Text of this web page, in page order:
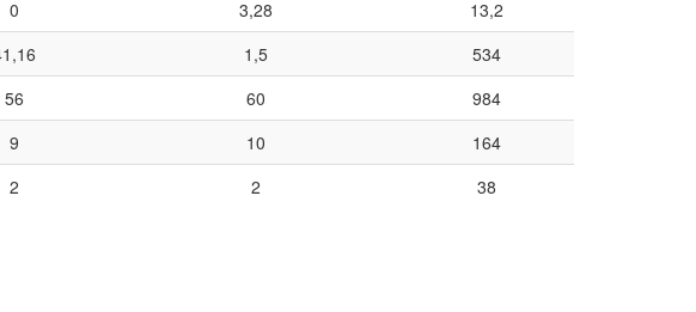
0 3,28
13,2
1,5
534
56 60
984
9 10
164
2 2 38